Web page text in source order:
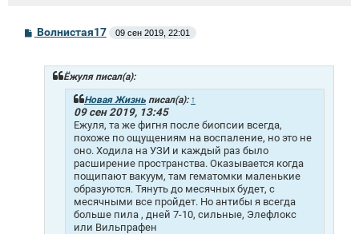
СВолнистая17 09 сен 2019, 22:01
Ёжуля писал(а):
Новая Жизнь писал(а): ↑
09 сен 2019, 13:45
Ежуля, та же фигня после биопсии всегда,
похоже по ощущениям на воспаление, но это не
оно. Ходила на УЗИ и каждый раз было
расширение пространства. Оказывается когда
пощипают вакуум, там гематомки маленькие
образуются. Тянуть до месячных будет, с
месячными все пройдет. Но антибы я всегда
больше пила , дней 7-10, сильные, Элефлокс
или Вильпрафен